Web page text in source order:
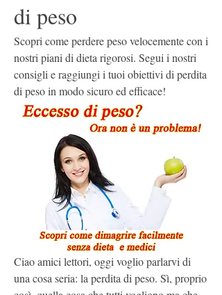
di peso
Scopri come perdere peso velocemente con i
nostri piani di dieta rigorosi. Segui i nostri
consigli e raggiungi i tuoi obiettivi di perdita
di peso in modo sicuro ed efficace!
Ciao amici lettori, oggi voglio parlarvi di
una cosa seria: la perdita di peso. Sì, proprio